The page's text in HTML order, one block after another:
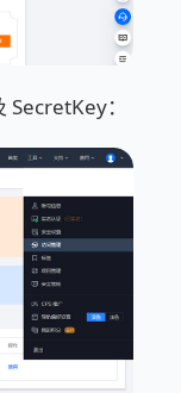
：